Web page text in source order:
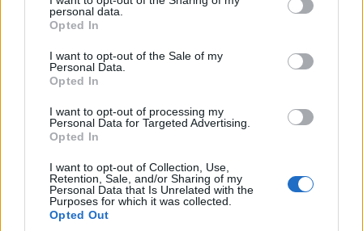
personal data.
Opted In
I want to opt-out of the Sale of my
Personal Data.
Opted In
I want to opt-out of processing my
Personal Data for Targeted Advertising.
Opted In
I want to opt-out of Collection, Use,
Retention, Sale, and/or Sharing of my
Personal Data that Is Unrelated with the
Purposes for which it was collected.
Opted Out
necessarie per operare efficacemente nel
sostegno educativo-didattico.
Le fasi operative: bandi di
ateneo, prove e calendario
previsto
Una volta pubblicato il decreto ministeriale,
ogni università accreditata emetterà il